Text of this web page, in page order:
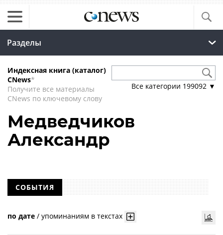
Разделы
Индексная книга (каталог)
CNews*
Получите все материалы
CNews по ключевому слову
Все категории 199092 ▼
Медведчиков
Александр
СОБЫТИЯ
по дате / упоминаниям в текстах